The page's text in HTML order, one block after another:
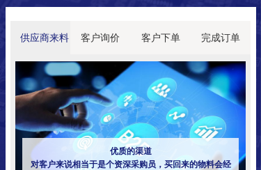
供应商来料 客户询价 客户下单 完成订单
优质的渠道
对客户来说相当于是个资深采购员，买回来的物料会经